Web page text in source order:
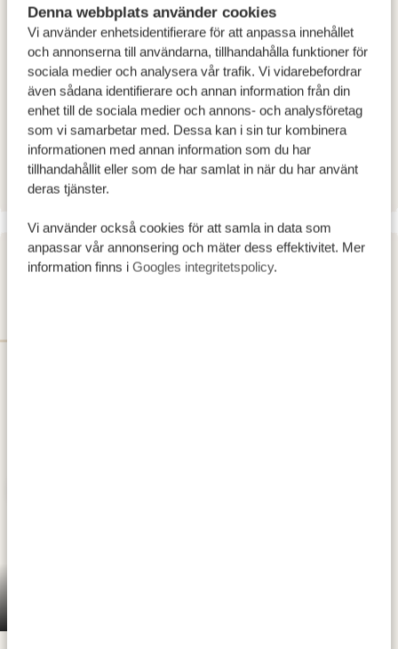
Denna webbplats använder cookies
Vi använder enhetsidentifierare för att anpassa innehållet
och annonserna till användarna, tillhandahålla funktioner för
sociala medier och analysera vår trafik. Vi vidarebefordrar
även sådana identifierare och annan information från din
enhet till de sociala medier och annons- och analysföretag
som vi samarbetar med. Dessa kan i sin tur kombinera
informationen med annan information som du har
tillhandahållit eller som de har samlat in när du har använt
deras tjänster.
Vi använder också cookies för att samla in data som
anpassar vår annonsering och mäter dess effektivitet. Mer
information finns i Googles integritetspolicy.
några kratrar, vattenfall, berg och vackra gräsbevuxna
slätter.Se en video om parkenhär.
BOENDE:
SILVER Ahadi Lodge
GOLD Giraffe Manor Tanzania
PLATINUM Giraffe Manor Tanzania
DAG 3